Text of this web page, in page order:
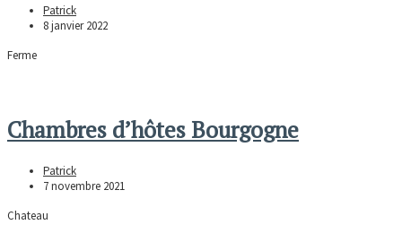
Patrick
8 janvier 2022
Ferme
Chambres d’hôtes Bourgogne
Patrick
7 novembre 2021
Chateau